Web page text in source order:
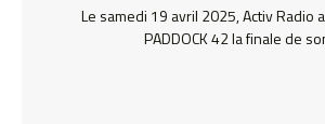
Le samedi 19 avril 2025, Activ Radio
PADDOCK 42 la finale de